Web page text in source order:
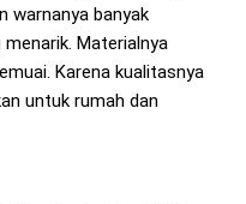
warnanya banyak
Materialnya
Karena kualitasnya
untuk rumah dan